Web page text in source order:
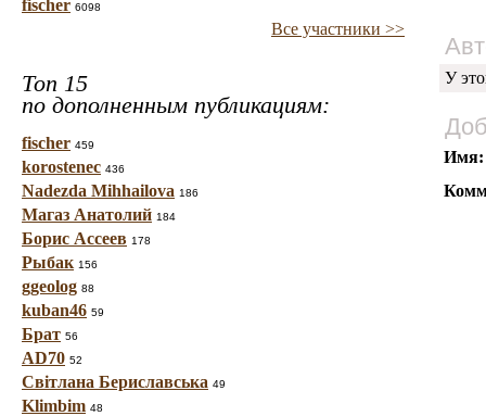
fischer 6098
Все участники >>
Топ 15
по дополненным публикациям:
fischer 459
korostenec 436
Nadezda Mihhailova 186
Магаз Анатолий 184
Борис Ассеев 178
Рыбак 156
ggeolog 88
kuban46 59
Брат 56
AD70 52
Світлана Бериславська 49
Klimbim 48
У
Имя: